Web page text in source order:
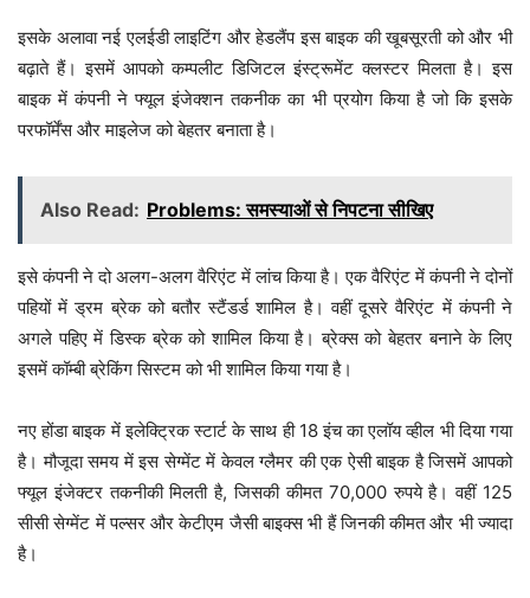
इसके अलावा नई एलईडी लाइटिंग और हेडलैंप इस बाइक की खूबसूरती को और भी
बढ़ाते हैं। इसमें आपको कम्पलीट डिजिटल इंस्ट्रूमेंट क्लस्टर मिलता है। इस
बाइक में कंपनी ने फ्यूल इंजेक्शन तकनीक का भी प्रयोग किया है जो कि इसके
परफॉर्मेंस और माइलेज को बेहतर बनाता है।
Also Read: Problems: समस्याओं से निपटना सीखिए
इसे कंपनी ने दो अलग-अलग वैरिएंट में लांच किया है। एक वैरिएंट में कंपनी ने दोनों
पहियों में ड्रम ब्रेक को बतौर स्टैंडर्ड शामिल है। वहीं दूसरे वैरिएंट में कंपनी ने
अगले पहिए में डिस्क ब्रेक को शामिल किया है। ब्रेक्स को बेहतर बनाने के लिए
इसमें कॉम्बी ब्रेकिंग सिस्टम को भी शामिल किया गया है।
नए होंडा बाइक में इलेक्ट्रिक स्टार्ट के साथ ही 18 इंच का एलॉय व्हील भी दिया गया
है। मौजूदा समय में इस सेग्मेंट में केवल ग्लैमर की एक ऐसी बाइक है जिसमें आपको
फ्यूल इंजेक्टर तकनीकी मिलती है, जिसकी कीमत 70,000 रुपये है। वहीं 125
सीसी सेग्मेंट में पल्सर और केटीएम जैसी बाइक्स भी हैं जिनकी कीमत और भी ज्यादा
है।